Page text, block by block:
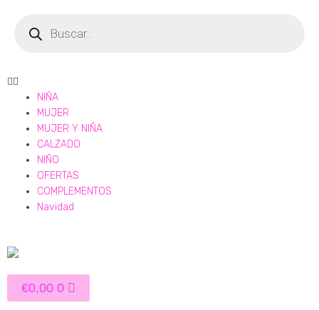
contenido
productos
NIÑA
MUJER
MUJER Y NIÑA
CALZADO
NIÑO
OFERTAS
COMPLEMENTOS
Navidad
€0,00 0
Carrito